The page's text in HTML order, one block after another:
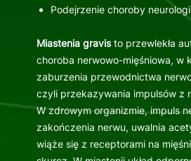
Podejrzenie choroby
Miastenia gravisto przewlekła
choroba nerwowo-mięśniowa, w
zaburzenia przewodnictwa
czyli przekazywania impulsów z
W zdrowym organizmie, impuls
zakończenia nerwu, uwalnia
wiąże się z receptorami na